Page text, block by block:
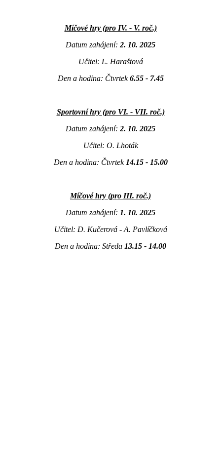
Míčové hry (pro IV. - V. roč.)
Datum zahájení: 2. 10. 2025
Učitel: L. Haraštová
Den a hodina: Čtvrtek6.55 - 7.45
Sportovní hry (pro VI. - VII. roč.)
Datum zahájení: 2. 10. 2025
Učitel: O. Lhoták
Den a hodina: Čtvrtek 14.15 - 15.00
Míčové hry (pro III. roč.)
Datum zahájení: 1. 10. 2025
Učitel: D. Kučerová - A. Pavlíčková
Den a hodina: Středa 13.15 - 14.00